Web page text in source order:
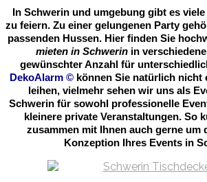
In Schwerin und umgebung gibt es
zu feiern. Zu einer gelungenen Party
passenden Hussen. Hier finden Sie
mieten in Schwerinin
gewünschter Anzahl für
DekoAlarm © können Sie natürlich nicht
leihen, vielmehr sehen wir uns als
Schwerin für sowohl professionelle
kleinere private Veranstaltungen. So
zusammen mit Ihnen auch gerne um
Konzeption Ihres Events in